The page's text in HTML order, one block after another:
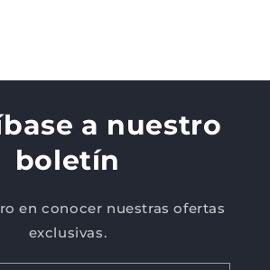
a nuestro
boletín
en conocer nuestras ofertas
exclusivas.